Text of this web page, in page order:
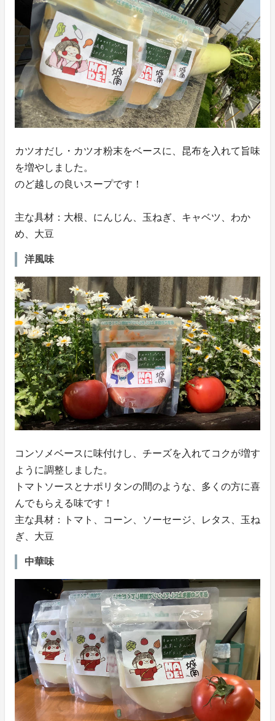
カツオだし・カツオ粉末をベースに、昆布を入れて旨味
を増やしました。
のど越しの良いスープです！
主な具材：大根、にんじん、玉ねぎ、キャベツ、わか
め、大豆
洋風味
コンソメベースに味付けし、チーズを入れてコクが増す
ように調整しました。
トマトソースとナポリタンの間のような、多くの方に喜
んでもらえる味です！
主な具材：トマト、コーン、ソーセージ、レタス、玉ね
ぎ、大豆
中華味